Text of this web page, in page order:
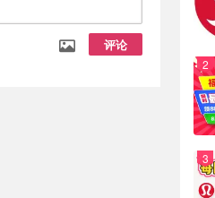
评论